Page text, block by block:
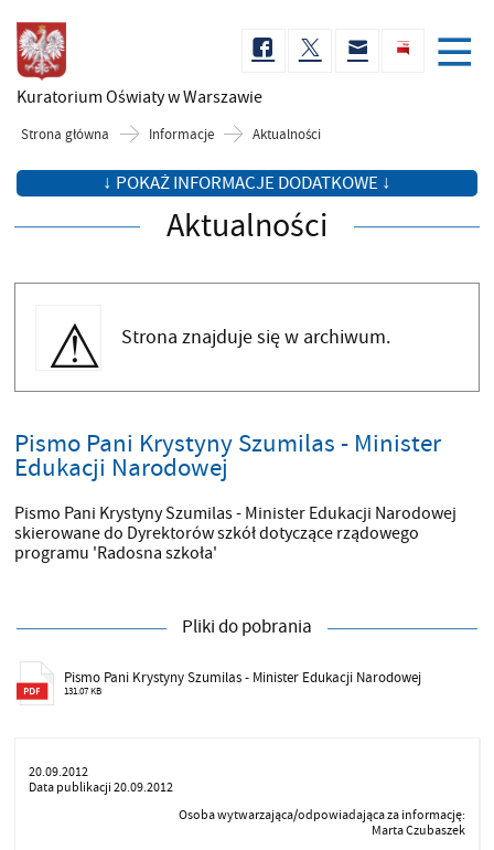
Kuratorium Oświatyw Warszawie
Strona główna Informacje Aktualności
↓ POKAŻ INFORMACJE DODATKOWE ↓
Aktualności
Strona znajduje się w archiwum.
Pismo Pani Krystyny Szumilas - Minister
Edukacji Narodowej
Pismo Pani Krystyny Szumilas - Minister Edukacji Narodowej
skierowane do Dyrektorów szkół dotyczące rządowego
programu 'Radosna szkoła'
Pliki do pobrania
Pismo Pani Krystyny Szumilas - Minister Edukacji Narodowej
131.07 KB
20.09.2012
Data publikacji 20.09.2012
Osoba wytwarzająca/odpowiadająca za informację:
Marta Czubaszek